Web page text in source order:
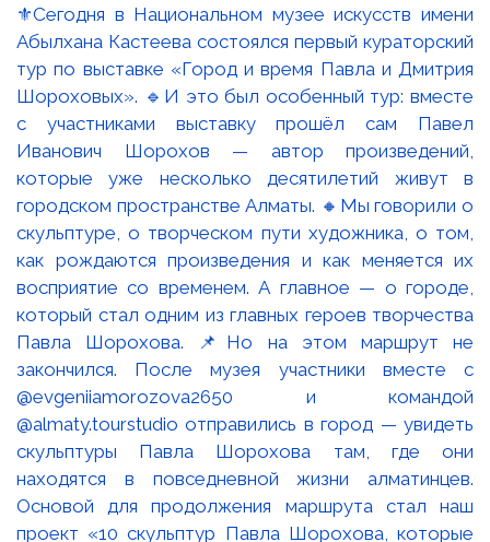
⚜️Сегодня в Национальном музее искусств имени
Абылхана Кастеева состоялся первый кураторский
тур по выставке «Город и время Павла и Дмитрия
Шороховых». 🔹И это был особенный тур: вместе
с участниками выставку прошёл сам Павел
Иванович Шорохов — автор произведений,
которые уже несколько десятилетий живут в
городском пространстве Алматы. 🔸Мы говорили о
скульптуре, о творческом пути художника, о том,
как рождаются произведения и как меняется их
восприятие со временем. А главное — о городе,
который стал одним из главных героев творчества
Павла Шорохова. 📌Но на этом маршрут не
закончился. После музея участники вместе с
@evgeniiamorozova2650 и командой
@almaty.tourstudio отправились в город — увидеть
скульптуры Павла Шорохова там, где они
находятся в повседневной жизни алматинцев.
Основой для продолжения маршрута стал наш
проект «10 скульптур Павла Шорохова, которые